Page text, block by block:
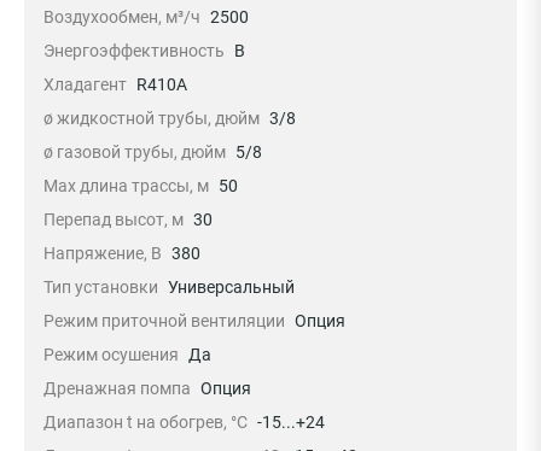
Воздухообмен, м³/ч 2500
Энергоэффективность
B
Хладагент R410A
ø жидкостной трубы, дюйм 3/8
ø газовой трубы, дюйм 5/8
Max длина трассы, м 50
Перепад высот, м 30
Напряжение, В 380
Тип установки Универсальный
Режим приточной вентиляции Опция
Режим осушения
Да
Дренажная помпа Опция
Диапазон t на обогрев, °С -15...+24